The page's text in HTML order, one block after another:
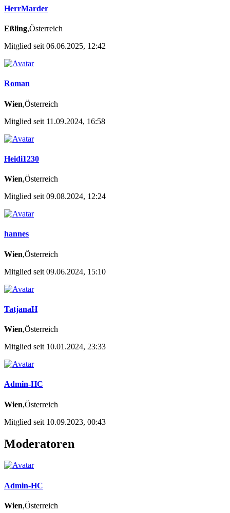
HerrMarder
Eßling,Österreich
Mitglied seit 06.06.2025, 12:42
Roman
Wien,Österreich
Mitglied seit 11.09.2024, 16:58
Heidi1230
Wien,Österreich
Mitglied seit 09.08.2024, 12:24
hannes
Wien,Österreich
Mitglied seit 09.06.2024, 15:10
TatjanaH
Wien,Österreich
Mitglied seit 10.01.2024, 23:33
Admin-HC
Wien,Österreich
Mitglied seit 10.09.2023, 00:43
Moderatoren
Admin-HC
Wien,Österreich